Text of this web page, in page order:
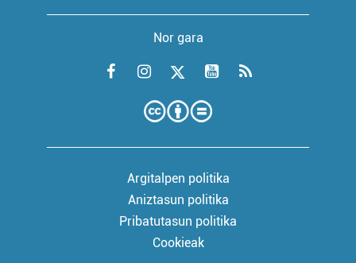
Nor gara
Argitalpen politika
Aniztasun politika
Pribatutasun politika
Cookieak